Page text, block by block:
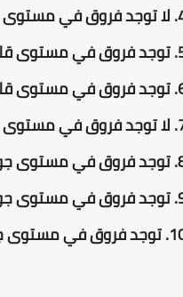
تعزى لعامل المستوى التعليمي.
لصالح طلبة العلوم الاجتماعية.
الصالح الطلبة غير المتزوجين.
تعزى لعامل الجنس.
التعليمي، لصالح طلبة ليسانس 3.
لعامل التخصص، لصالح العلوم
في مستوى